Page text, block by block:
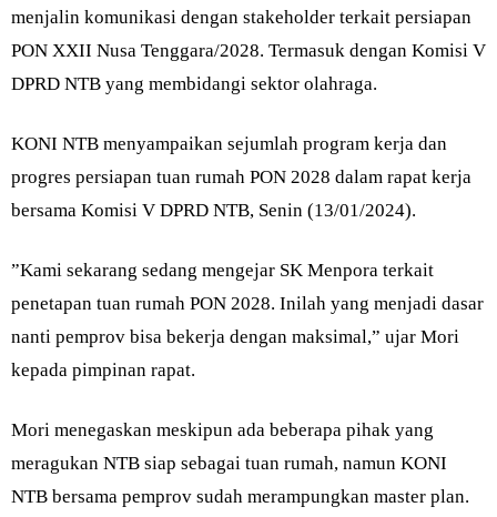
menjalin komunikasi dengan stakeholder terkait persiapan
PON XXII Nusa Tenggara/2028. Termasuk dengan Komisi V
DPRD NTB yang membidangi sektor olahraga.
KONI NTB menyampaikan sejumlah program kerja dan
progres persiapan tuan rumah PON 2028 dalam rapat kerja
bersama Komisi V DPRD NTB, Senin (13/01/2024).
”Kami sekarang sedang mengejar SK Menpora terkait
penetapan tuan rumah PON 2028. Inilah yang menjadi dasar
nanti pemprov bisa bekerja dengan maksimal,” ujar Mori
kepada pimpinan rapat.
Mori menegaskan meskipun ada beberapa pihak yang
meragukan NTB siap sebagai tuan rumah, namun KONI
NTB bersama pemprov sudah merampungkan master plan.